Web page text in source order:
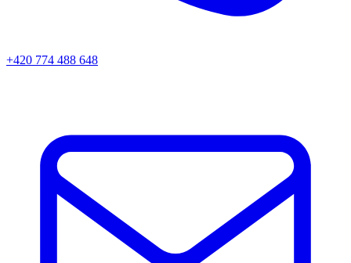
+420 774 488 648